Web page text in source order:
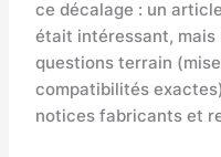
ce décalage : un
était intéressant, mais
questions terrain
compatibilités
notices fabricants et